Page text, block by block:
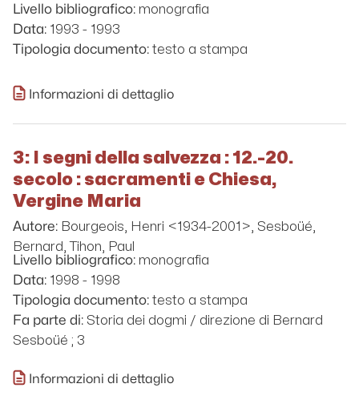
Livello bibliografico: monografia
Data: 1993 - 1993
Tipologia documento: testo a stampa
Informazioni di dettaglio
3: I segni della salvezza : 12.-20.
secolo : sacramenti e Chiesa,
Vergine Maria
Autore: Bourgeois, Henri <1934-2001>, Sesboüé,
Bernard, Tihon, Paul
Livello bibliografico: monografia
Data: 1998 - 1998
Tipologia documento: testo a stampa
Fa parte di: Storia dei dogmi / direzione di Bernard
Sesboüé ; 3
Informazioni di dettaglio